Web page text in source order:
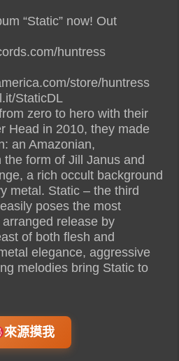
“Static” now! Out
huntress
store/huntress
StaticDL
zero to hero with their
Head in 2010, they made
an Amazonian,
form of Jill Janus and
a rich occult background
metal. Static – the third
poses the most
release by
of both flesh and
elegance, aggressive
melodies bring Static to
來源摸我